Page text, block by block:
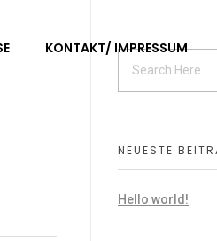
KONTAKT/ IMPRESSUM
NEUESTE
Hello world!